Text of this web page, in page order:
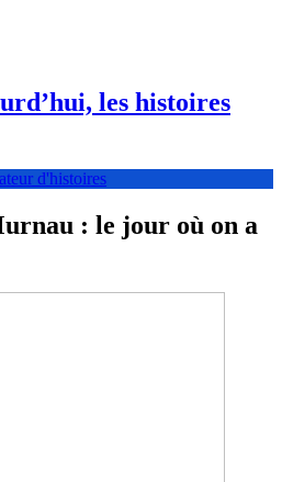
les histoires
d'histoires
: le jour où on a